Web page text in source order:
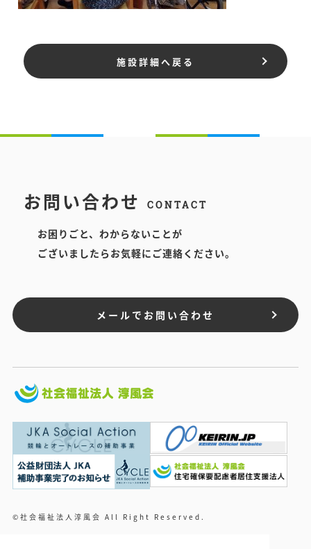
施設詳細へ戻る
お問い合わせ CONTACT
お困りごと、わからないことが
ございましたらお気軽にご連絡ください。
メールでお問い合わせ
©社会福祉法人淳風会 All Right Reserved.